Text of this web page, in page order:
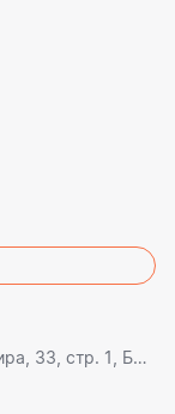
г. Москва, м. Проспект Мира, пр-кт Мира, 33, стр. 1, БЦ Олимпик плаза